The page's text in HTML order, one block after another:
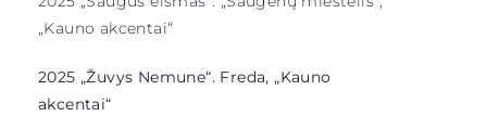
„Kauno akcentai“
2025 „Žuvys Nemune“. Freda, „Kauno
akcentai“